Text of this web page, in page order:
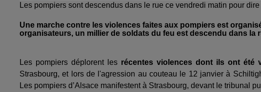
Les pompiers sont descendus dans le rue ce vendredi matin pour
Une marche contre les violences faites aux pompiers est
organisateurs, un millier de soldats du feu est descendu dans la
Les pompiers déplorent les récentes violences dont ils ont été
Strasbourg, et lors de l'agression au couteau le 12 janvier à
Les pompiers d’Alsace manifestent à Strasbourg, devant le tribunal